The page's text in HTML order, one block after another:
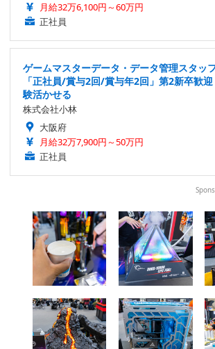
月給32万6,100円～60万円
正社員
ゲームマスターデータ・データ管理スタッ
「正社員/賞与2回/賞与年2回」第2新卒歓
験活かせる
株式会社小林
大阪府
月給32万7,900円～50万円
正社員